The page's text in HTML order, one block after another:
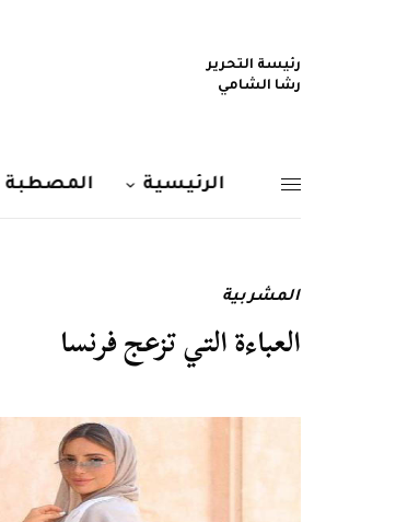
رئيسة التحرير
رشا الشامي
الرئيسية المصطبة
المشربية
العباءة التي تزعج فرنسا